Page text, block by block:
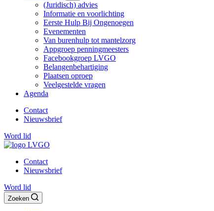
(Juridisch) advies
Informatie en voorlichting
Eerste Hulp Bij Ongenoegen
Evenementen
Van burenhulp tot mantelzorg
Appgroep penningmeesters
Facebookgroep LVGO
Belangenbehartiging
Plaatsen oproep
Veelgestelde vragen
Agenda
Contact
Nieuwsbrief
Word lid
Contact
Nieuwsbrief
Word lid
Zoeken